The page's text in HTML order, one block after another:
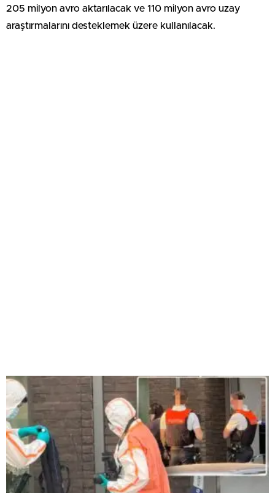
205 milyon avro aktarılacak ve 110 milyon avro uzay
araştırmalarını desteklemek üzere kullanılacak.